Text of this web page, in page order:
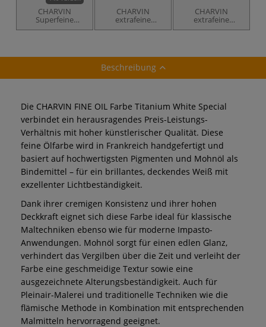
CHARVIN
Superfeine
Ölfarben
CHARVIN
extrafeine
Aquarellfarbe 48 x
CHARVIN
extrafeine
Aquarellfarbe im
Beschreibung
Die CHARVIN FINE OIL Farbe Titanium White Special
verbindet ein herausragendes Preis-Leistungs-
Verhältnis mit hoher künstlerischer Qualität. Diese
feine Ölfarbe wird in Frankreich handgefertigt und
basiert auf hochwertigsten Pigmenten und Mohnöl als
Bindemittel – für ein brillantes, deckendes Weiß mit
exzellenter Lichtbeständigkeit.
Dank ihrer cremigen Konsistenz und ihrer hohen
Deckkraft eignet sich diese Farbe ideal für klassische
Maltechniken ebenso wie für moderne Impasto-
Anwendungen. Mohnöl sorgt für einen edlen Glanz,
verhindert das Vergilben über die Zeit und verleiht der
Farbe eine geschmeidige Textur sowie eine
ausgezeichnete Alterungsbeständigkeit. Auch für
Pleinair-Malerei und traditionelle Techniken wie die
flämische Methode in Kombination mit entsprechenden
Malmitteln hervorragend geeignet.